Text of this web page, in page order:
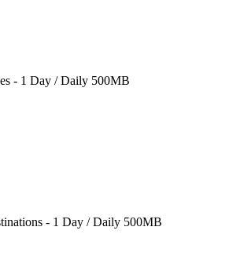
- 1 Day / Daily 500MB
- 1 Day / Daily 500MB